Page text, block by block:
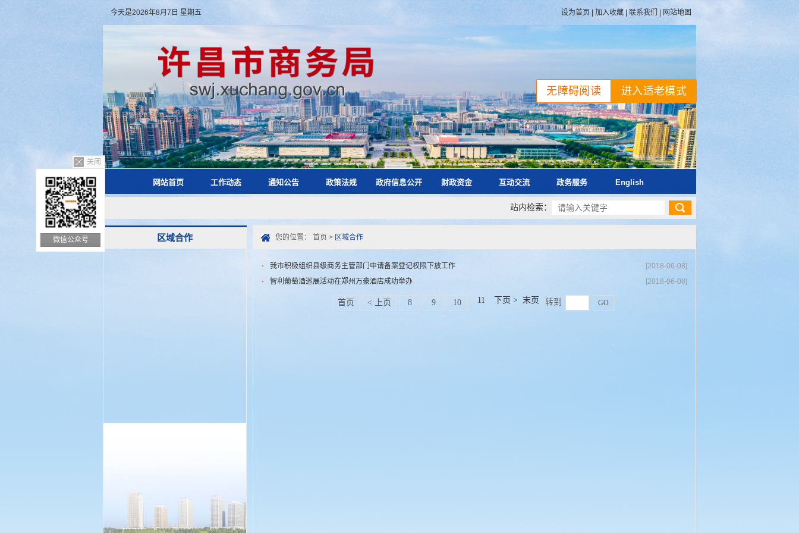
今天是2026年8月7日 星期五 设为首页 加入收藏 联系我们 网站地图
进入适老模式
无障碍阅读
网站首页 工作动态 通知公告 政策法规 政府信息公开 财政资金 互动交流 政务服务 English
站内检索：
关闭
微信公众号 区域合作 您的位置： 首页 > 区域合作
我市积极组织县级商务主管部门申请备案登记权限下放工作
[2018-06-08]
智利葡萄酒巡展活动在郑州万豪酒店成功举办
[2018-06-08]
首页 < 上页 8 9 10 11 下页 > 末页 转到 GO